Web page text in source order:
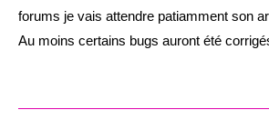
forums je vais attendre patiamment son
Au moins certains bugs auront été